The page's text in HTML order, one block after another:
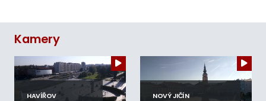
Kamery
HAVÍŘOV NOVÝ JIČÍN